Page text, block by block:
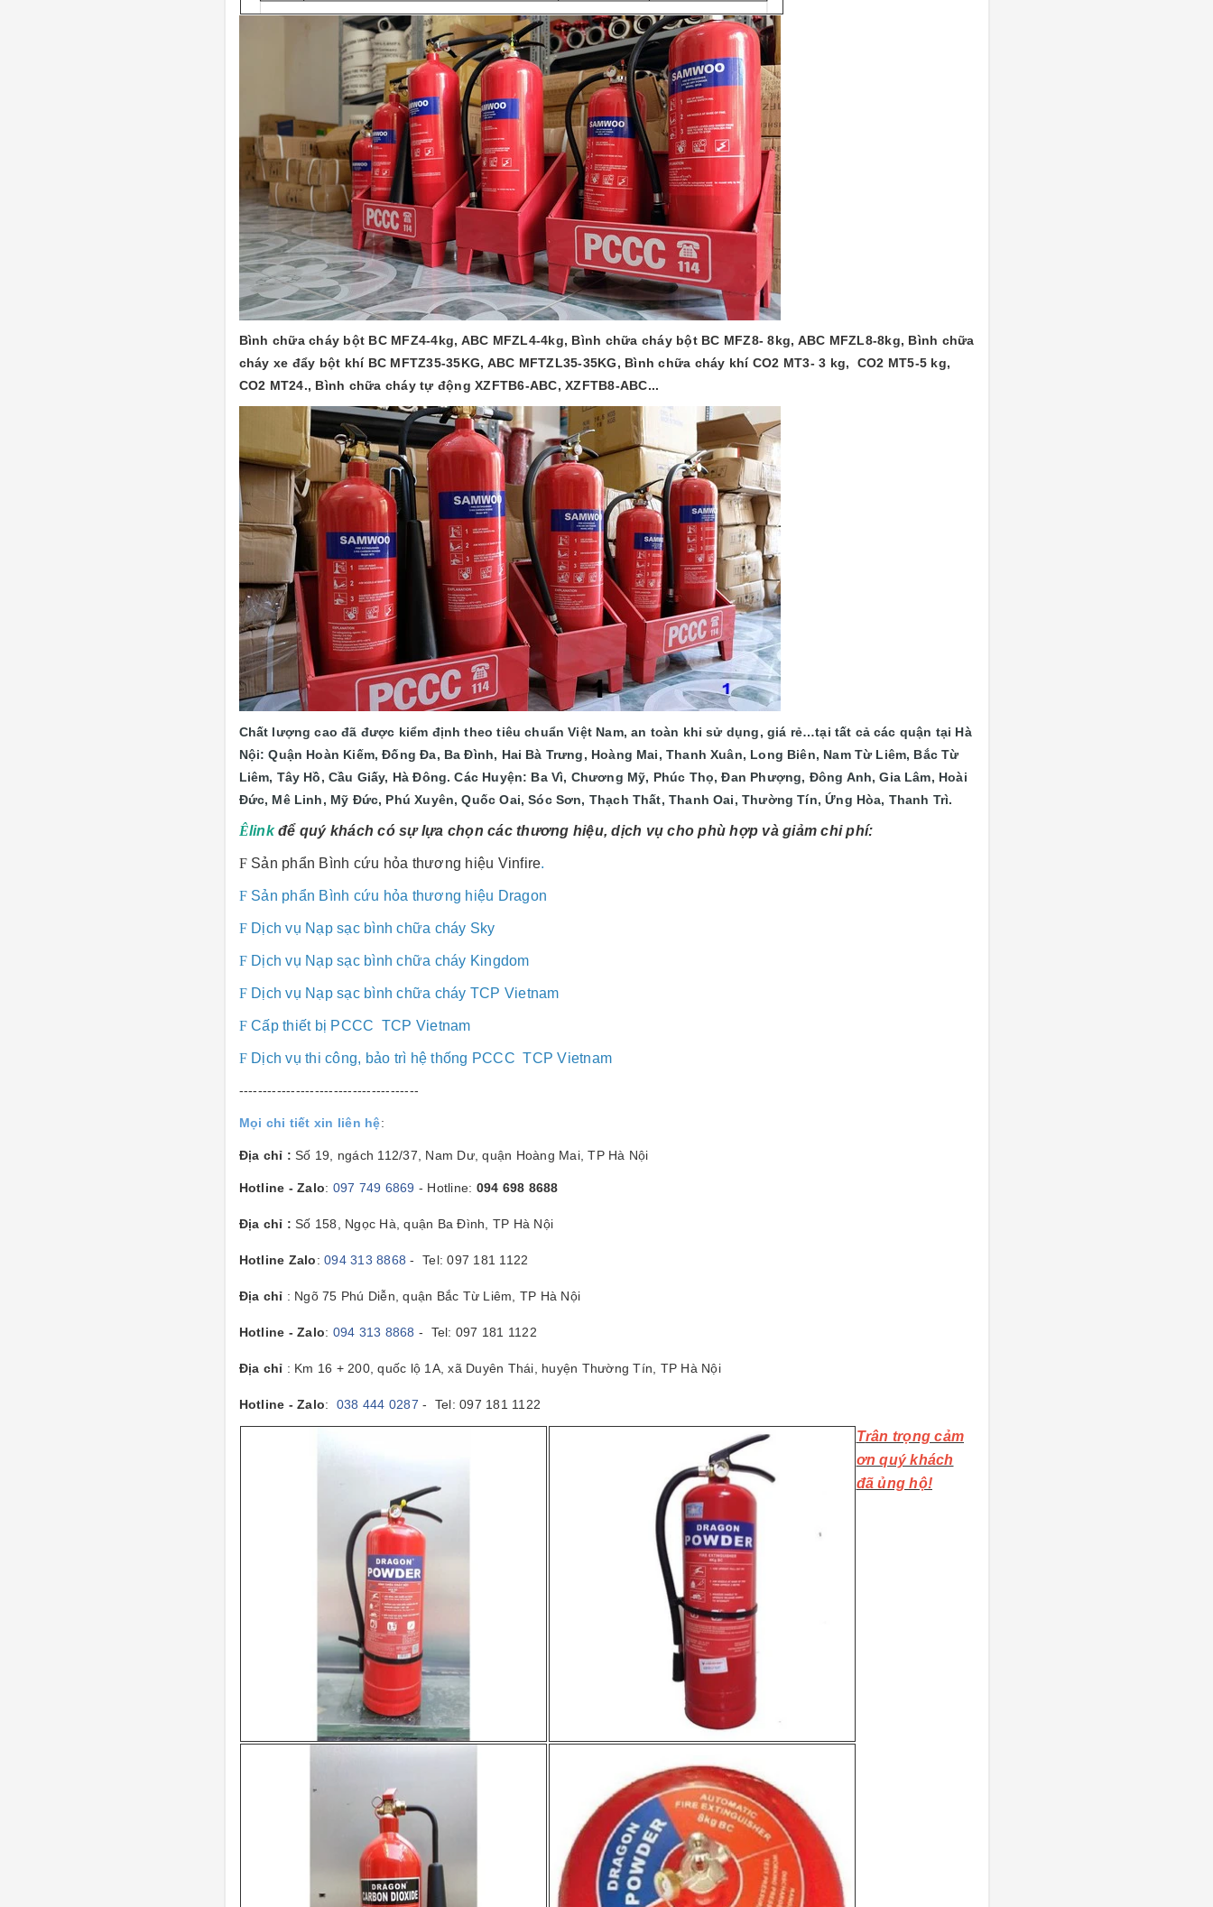
Bình chữa cháy bột BC MFZ4-4kg, ABC MFZL4-4kg, Bình chữa cháy bột BC MFZ8- 8kg, ABC MFZL8-8kg, Bình chữa
cháy xe đẩy bột khí BC MFTZ35-35KG, ABC MFTZL35-35KG, Bình chữa cháy khí CO2 MT3- 3 kg, CO2 MT5-5 kg,
CO2 MT24., Bình chữa cháy tự động XZFTB6-ABC, XZFTB8-ABC...
Chất lượng cao đã được kiểm định theo tiêu chuẩn Việt Nam, an toàn khi sử dụng, giá rẻ…tại tất cả các quận tại Hà
Nội: Quận Hoàn Kiếm, Đống Đa, Ba Đình, Hai Bà Trưng, Hoàng Mai, Thanh Xuân, Long Biên, Nam Từ Liêm, Bắc Từ
Liêm, Tây Hồ, Cầu Giấy, Hà Đông. Các Huyện: Ba Vì, Chương Mỹ, Phúc Thọ, Đan Phượng, Đông Anh, Gia Lâm, Hoài
Đức, Mê Linh, Mỹ Đức, Phú Xuyên, Quốc Oai, Sóc Sơn, Thạch Thất, Thanh Oai, Thường Tín, Ứng Hòa, Thanh Trì.
Êlinkđể quý khách có sự lựa chọn các thương hiệu, dịch vụ cho phù hợp và giảm chi phí:
FSản phẩn Bình cứu hỏa thương hiệu Vinfire.
FSản phẩn Bình cứu hỏa thương hiệu Dragon
FDịch vụ Nạp sạc bình chữa cháy Sky
FDịch vụ Nạp sạc bình chữa cháy Kingdom
FDịch vụ Nạp sạc bình chữa cháy TCP Vietnam
FCấp thiết bị PCCC TCP Vietnam
FDịch vụ thi công, bảo trì hệ thống PCCC TCP Vietnam
--------------------------------------
Mọi chi tiết xin liên hệ:
Địa chỉ : Số 19, ngách 112/37, Nam Dư, quận Hoàng Mai, TP Hà Nội
Hotline - Zalo: 097 749 6869 - Hotline: 094 698 8688
Địa chỉ : Số 158, Ngọc Hà, quận Ba Đình, TP Hà Nội
Hotline Zalo: 094 313 8868- Tel: 097 181 1122
Địa chỉ : Ngõ 75 Phú Diễn, quận Bắc Từ Liêm, TP Hà Nội
Hotline - Zalo: 094 313 8868 - Tel: 097 181 1122
Địa chỉ : Km 16 + 200, quốc lộ 1A, xã Duyên Thái, huyện Thường Tín, TP Hà Nội
Hotline - Zalo: 038 444 0287 - Tel: 097 181 1122
Trân trọng cảm
ơn quý khách
đã ủng hộ!